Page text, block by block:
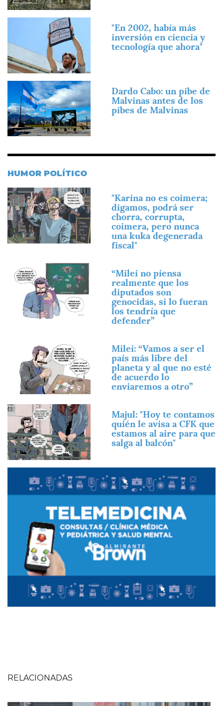
"En 2002, había más
inversión en ciencia y
tecnología que ahora"
Imagen
Dardo Cabo: un pibe de
Malvinas antes de los
pibes de Malvinas
HUMOR POLÍTICO
Imagen
"Karina no es coimera;
digamos, podrá ser
chorra, corrupta,
coimera, pero nunca
una kuka degenerada
fiscal"
Imagen
“Milei no piensa
realmente que los
diputados son
genocidas, si lo fueran
los tendría que
defender”
Milei: “Vamos a ser el
país más libre del
planeta y al que no esté
de acuerdo lo
enviaremos a otro”
Imagen
Majul: "Hoy te contamos
quién le avisa a CFK que
estamos al aire para que
salga al balcón"
RELACIONADAS